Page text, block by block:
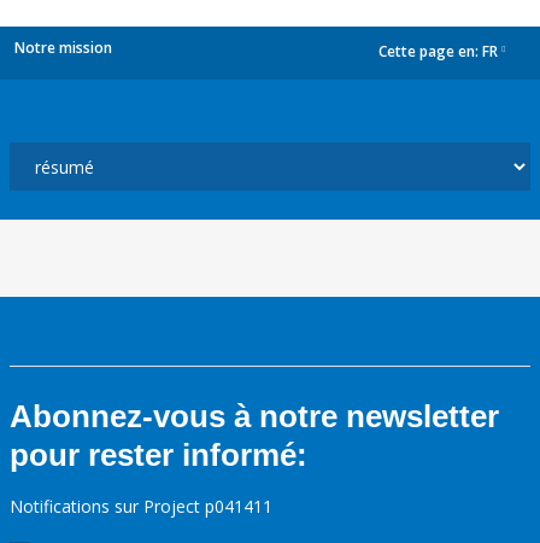
Notre mission Cette page en: FR
Abonnez-vous à notre newsletter
pour rester informé:
Notifications sur Project p041411